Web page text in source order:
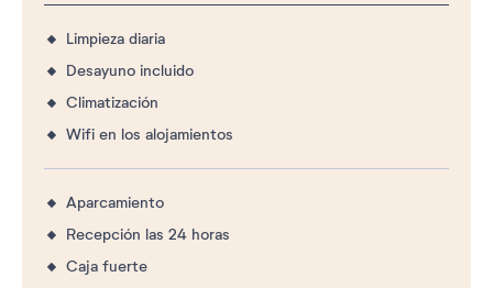
Limpieza diaria
Desayuno incluido
Climatización
Wifi en los alojamientos
Aparcamiento
Recepción las 24 horas
Caja fuerte